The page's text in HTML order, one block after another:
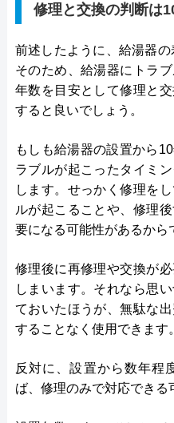
修理と交換の判断は
前述したように、給湯器の
そのため、給湯器にトラ
年数を目安として修理と
すると良いでしょう。
もしも給湯器の設置から
ラブルが起こったタイミ
します。せっかく修理を
ルが起こることや、修理
要になる可能性があるから
修理後に再修理や交換が
しまいます。それなら思
ておいたほうが、無駄な
することなく使用できます。
反対に、設置から数年程
ば、修理のみで対応できる